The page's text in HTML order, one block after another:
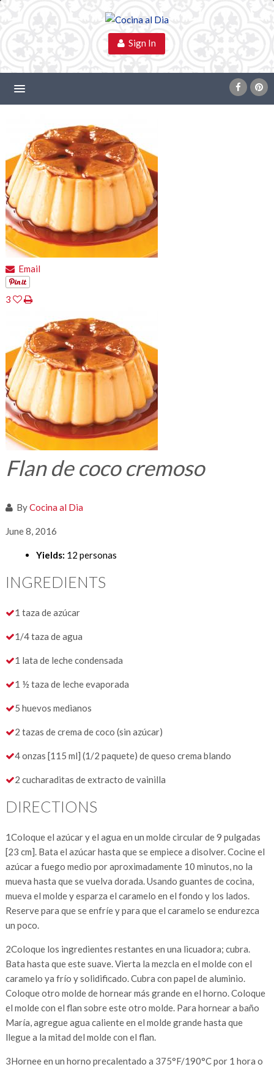
Sign In
Email
3
Flan de coco cremoso
ByCocina al Dia
June 8, 2016
Yields: 12 personas
INGREDIENTS
1 taza de azúcar
1/4 taza de agua
1 lata de leche condensada
1 ½ taza de leche evaporada
5 huevos medianos
2 tazas de crema de coco (sin azúcar)
4 onzas [115 ml] (1/2 paquete) de queso crema blando
2 cucharaditas de extracto de vainilla
DIRECTIONS
1Coloque el azúcar y el agua en un molde circular de 9 pulgadas
[23 cm]. Bata el azúcar hasta que se empiece a disolver. Cocine el
azúcar a fuego medio por aproximadamente 10 minutos, no la
mueva hasta que se vuelva dorada. Usando guantes de cocina,
mueva el molde y esparza el caramelo en el fondo y los lados.
Reserve para que se enfríe y para que el caramelo se endurezca
un poco.
2Coloque los ingredientes restantes en una licuadora; cubra.
Bata hasta que este suave. Vierta la mezcla en el molde con el
caramelo ya frío y solidificado. Cubra con papel de aluminio.
Coloque otro molde de hornear más grande en el horno. Coloque
el molde con el flan sobre este otro molde. Para hornear a baño
María, agregue agua caliente en el molde grande hasta que
llegue a la mitad del molde con el flan.
3Hornee en un horno precalentado a 375°F/190°C por 1 hora o